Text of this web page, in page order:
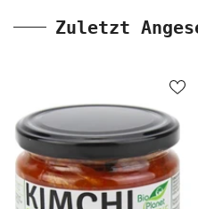
Zuletzt